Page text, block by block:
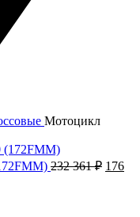
Мотоцикл
232 361₽ 176